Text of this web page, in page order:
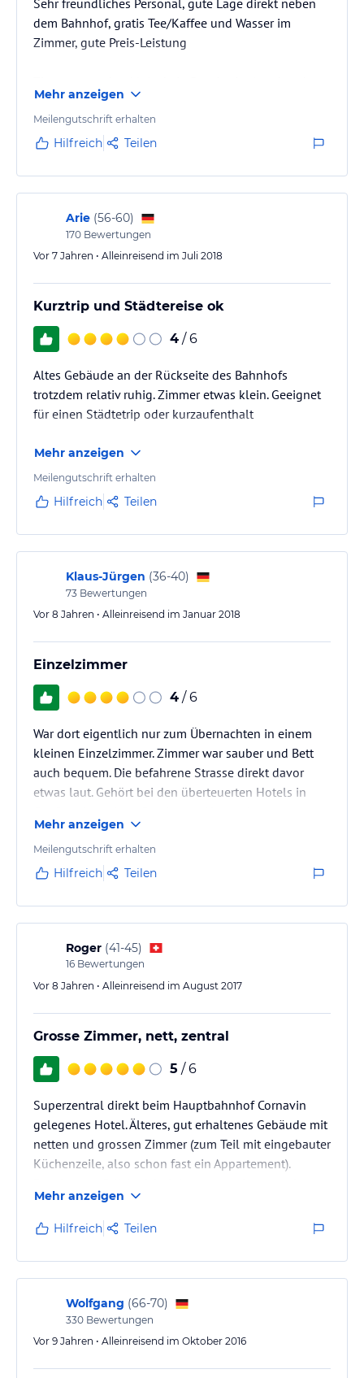
dem Bahnhof, gratis Tee/Kaffee und Wasser im
Zimmer, gute Preis-Leistung
Mehr anzeigen
Meilengutschrift erhalten
Hilfreich Teilen
Arie (56-60)
170 Bewertungen
Vor 7 Jahren • Alleinreisend im Juli 2018
Kurztrip und Städtereise ok
4 / 6
Altes Gebäude an der Rückseite des Bahnhofs
trotzdem relativ ruhig. Zimmer etwas klein. Geeignet
für einen Städtetrip oder kurzaufenthalt
Mehr anzeigen
Meilengutschrift erhalten
Hilfreich Teilen
Klaus-Jürgen (36-40)
73 Bewertungen
Vor 8 Jahren • Alleinreisend im Januar 2018
Einzelzimmer
4 / 6
War dort eigentlich nur zum Übernachten in einem
kleinen Einzelzimmer. Zimmer war sauber und Bett
auch bequem. Die befahrene Strasse direkt davor
etwas laut. Gehört bei den überteuerten Hotels in
Mehr anzeigen
Meilengutschrift erhalten
Hilfreich Teilen
Roger (41-45)
16 Bewertungen
Vor 8 Jahren • Alleinreisend im August 2017
Grosse Zimmer, nett, zentral
5 / 6
Superzentral direkt beim Hauptbahnhof Cornavin
gelegenes Hotel. Älteres, gut erhaltenes Gebäude mit
netten und grossen Zimmer (zum Teil mit eingebauter
Küchenzeile, also schon fast ein Appartement).
Lage (Strasse, Züge), für Leute die bei geschlossenem
Fenster schlafen aber kein Problem. Sauber, nettes
Personal, angemessenes Frühstück. Preis/Leistung für
Genfer Verhältnisse sehr gut.
Mehr anzeigen
Hilfreich Teilen
Wolfgang (66-70)
330 Bewertungen
Vor 9 Jahren • Alleinreisend im Oktober 2016